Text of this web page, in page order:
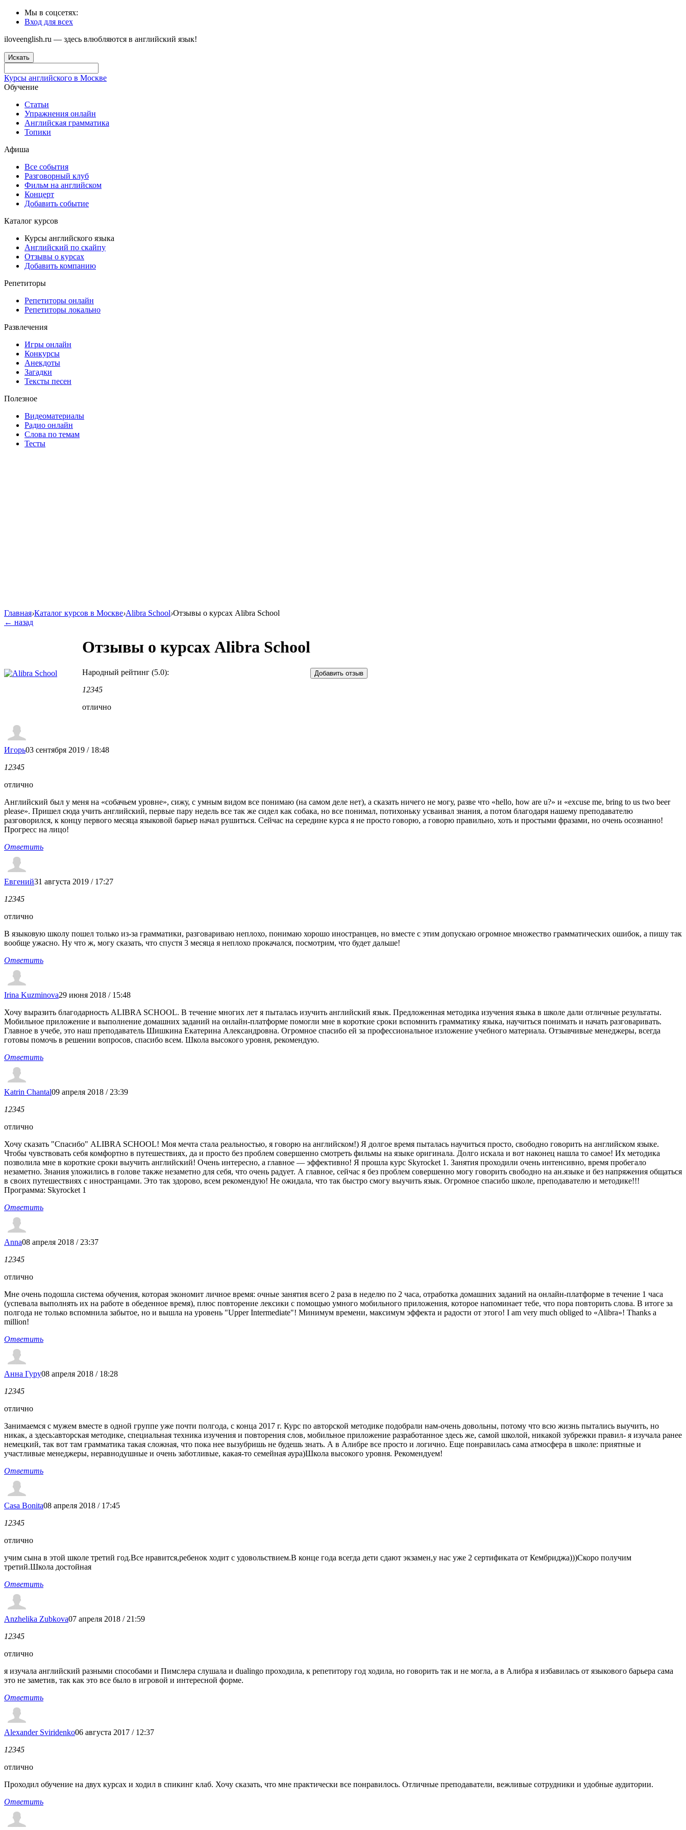
Мы в соцсетях:
Вход для всех
iloveenglish.ru — здесь влюбляются в английский язык!
Искать
Курсы английского в Москве
Обучение
Статьи
Упражнения онлайн
Английская грамматика
Топики
Афиша
Все события
Разговорный клуб
Фильм на английском
Концерт
Добавить событие
Каталог курсов
Курсы английского языка
Английский по скайпу
Отзывы о курсах
Добавить компанию
Репетиторы
Репетиторы онлайн
Репетиторы локально
Развлечения
Игры онлайн
Конкурсы
Анекдоты
Загадки
Тексты песен
Полезное
Видеоматериалы
Радио онлайн
Слова по темам
Тесты
Главная›Каталог курсов в Москве›Alibra School›Отзывы о курсах Alibra School
← назад
Отзывы о курсах Alibra School
Народный рейтинг (5.0):
12345
отлично
Игорь03 сентября 2019 / 18:48
12345
отлично
Английский был у меня на «собачьем уровне», сижу, с умным видом все понимаю (на самом деле нет), а сказать ничего не могу, разве что «hello, how are u?» и «excuse me, bring to us two beer
please». Пришел сюда учить английский, первые пару недель все так же сидел как собака, но все понимал, потихоньку усваивал знания, а потом благодаря нашему преподавателю
разговорился, к концу первого месяца языковой барьер начал рушиться. Сейчас на середине курса я не просто говорю, а говорю правильно, хоть и простыми фразами, но очень осознанно!
Прогресс на лицо!
Ответить
Евгений31 августа 2019 / 17:27
12345
отлично
В языковую школу пошел только из-за грамматики, разговариваю неплохо, понимаю хорошо иностранцев, но вместе с этим допускаю огромное множество грамматических ошибок, а пишу так
вообще ужасно. Ну что ж, могу сказать, что спустя 3 месяца я неплохо прокачался, посмотрим, что будет дальше!
Ответить
Irina Kuzminova29 июня 2018 / 15:48
Хочу выразить благодарность ALIBRA SCHOOL. В течение многих лет я пыталась изучить английский язык. Предложенная методика изучения языка в школе дали отличные результаты.
Мобильное приложение и выполнение домашних заданий на онлайн-платформе помогли мне в короткие сроки вспомнить грамматику языка, научиться понимать и начать разговаривать.
Главное в учебе, это наш преподаватель Шишкина Екатерина Александровна. Огромное спасибо ей за профессиональное изложение учебного материала. Отзывчивые менеджеры, всегда
готовы помочь в решении вопросов, спасибо всем. Школа высокого уровня, рекомендую.
Ответить
Katrin Chantal09 апреля 2018 / 23:39
12345
отлично
Хочу сказать "Спасибо" ALIBRA SCHOOL! Моя мечта стала реальностью, я говорю на английском!) Я долгое время пыталась научиться просто, свободно говорить на английском языке.
Чтобы чувствовать себя комфортно в путешествиях, да и просто без проблем совершенно смотреть фильмы на языке оригинала. Долго искала и вот наконец нашла то самое! Их методика
позволила мне в короткие сроки выучить английский! Очень интересно, а главное — эффективно! Я прошла курс Skyrocket 1. Занятия проходили очень интенсивно, время пробегало
незаметно. Знания уложились в голове также незаметно для себя, что очень радует. А главное, сейчас я без проблем совершенно могу говорить свободно на ан.языке и без напряжения общаться
в своих путешествиях с иностранцами. Это так здорово, всем рекомендую! Не ожидала, что так быстро смогу выучить язык. Огромное спасибо школе, преподавателю и методике!!!
Программа: Skyrocket 1
Ответить
Anna08 апреля 2018 / 23:37
12345
отлично
Мне очень подошла система обучения, которая экономит личное время: очные занятия всего 2 раза в неделю по 2 часа, отработка домашних заданий на онлайн-платформе в течение 1 часа
(успевала выполнять их на работе в обеденное время), плюс повторение лексики с помощью умного мобильного приложения, которое напоминает тебе, что пора повторить слова. В итоге за
полгода не только вспомнила забытое, но и вышла на уровень "Upper Intermediate"! Минимум времени, максимум эффекта и радости от этого! I am very much obliged to «Alibra»! Thanks а
million!
Ответить
Анна Гуру08 апреля 2018 / 18:28
12345
отлично
Занимаемся с мужем вместе в одной группе уже почти полгода, с конца 2017 г. Курс по авторской методике подобрали нам-очень довольны, потому что всю жизнь пытались выучить, но
никак, а здесь:авторская методике, специальная техника изучения и повторения слов, мобильное приложение разработанное здесь же, самой школой, никакой зубрежки правил- я изучала ранее
немецкий, так вот там грамматика такая сложная, что пока нее вызубришь не будешь знать. А в Алибре все просто и логично. Еще понравилась сама атмосфера в школе: приятные и
участливые менеджеры, неравнодушные и очень заботливые, какая-то семейная аура)Школа высокого уровня. Рекомендуем!
Ответить
Casa Bonita08 апреля 2018 / 17:45
12345
отлично
учим сына в этой школе третий год.Все нравится,ребенок ходит с удовольствием.В конце года всегда дети сдают экзамен,у нас уже 2 сертификата от Кембриджа)))Скоро получим
третий.Школа достойная
Ответить
Anzhelika Zubkova07 апреля 2018 / 21:59
12345
отлично
я изучала английский разными способами и Пимслера слушала и dualingo проходила, к репетитору год ходила, но говорить так и не могла, а в Алибра я избавилась от языкового барьера сама
это не заметив, так как это все было в игровой и интересной форме.
Ответить
Alexander Sviridenko06 августа 2017 / 12:37
12345
отлично
Проходил обучение на двух курсах и ходил в спикинг клаб. Хочу сказать, что мне практически все понравилось. Отличные преподаватели, вежливые сотрудники и удобные аудитории.
Ответить